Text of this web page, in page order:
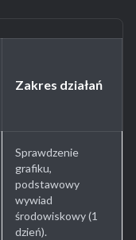
Zakres działań
Sprawdzenie
grafiku,
podstawowy
wywiad
środowiskowy (1
dzień).